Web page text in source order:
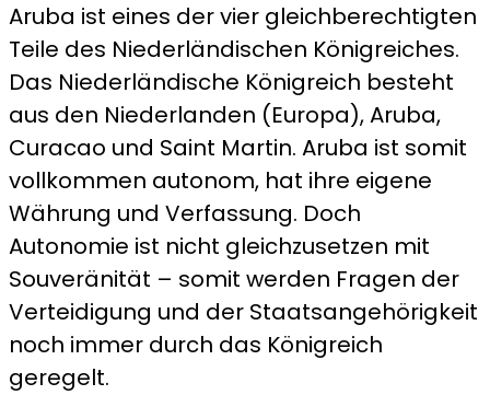
Aruba ist eines der vier gleichberechtigten
Teile des Niederländischen Königreiches.
Das Niederländische Königreich besteht
aus den Niederlanden (Europa), Aruba,
Curacao und Saint Martin. Aruba ist somit
vollkommen autonom, hat ihre eigene
Währung und Verfassung. Doch
Autonomie ist nicht gleichzusetzen mit
Souveränität – somit werden Fragen der
Verteidigung und der Staatsangehörigkeit
noch immer durch das Königreich
geregelt.